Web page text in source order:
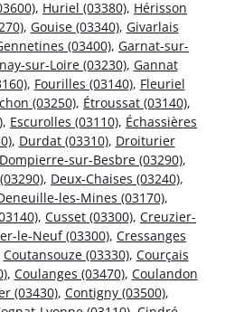
, Huriel (03380), Hérisson
, Gouise (03340), Givarlais
(03400), Garnat-sur-
sur-Loire (03230), Gannat
, Fourilles (03140), Fleuriel
(03250), Étroussat (03140),
, Escurolles (03110), Échassières
, Durdat (03310), Droiturier
Dompierre-sur-Besbre (03290),
, Deux-Chaises (03240),
les-Mines (03170),
, Cusset (03300), Creuzier-
le-Neuf (03300), Cressanges
Coutansouze (03330), Courçais
, Coulanges (03470), Coulandon
(03430), Contigny (03500),